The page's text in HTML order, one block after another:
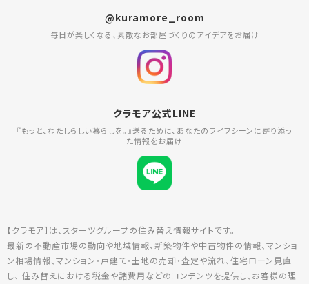
@kuramore_room
毎日が楽しくなる、素敵なお部屋づくりのアイデアをお届け
クラモア公式LINE
『もっと、わたしらしい暮らしを。』送るために、あなたのライフシーンに寄り添っ
た情報をお届け
【クラモア】は、スターツグループの住み替え情報サイトです。
最新の不動産市場の動向や地域情報、新築物件や中古物件の情報、マンショ
ン相場情報、マンション・戸建て・土地の売却・査定や流れ、住宅ローン見直
し、 住み替えにおける税金や諸費用などのコンテンツを提供し、お客様の理